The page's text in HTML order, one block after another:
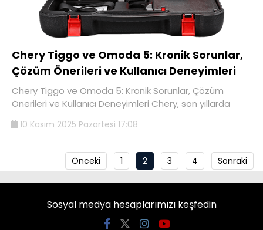
Chery Tiggo ve Omoda 5: Kronik Sorunlar,
Çözüm Önerileri ve Kullanıcı Deneyimleri
Chery Tiggo ve Omoda 5: Kronik Sorunlar, Çözüm
Önerileri ve Kullanıcı Deneyimleri Chery, son yıllarda
10 Kasım 2025 Pazartesi 17:08
Önceki 1 2 3 4 Sonraki
Sosyal medya hesaplarımızı keşfedin